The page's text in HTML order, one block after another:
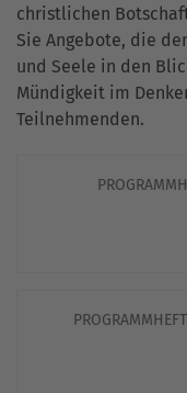
christlichen
Sie Angebote, die
und Seele in den
Mündigkeit im
Teilnehmenden.